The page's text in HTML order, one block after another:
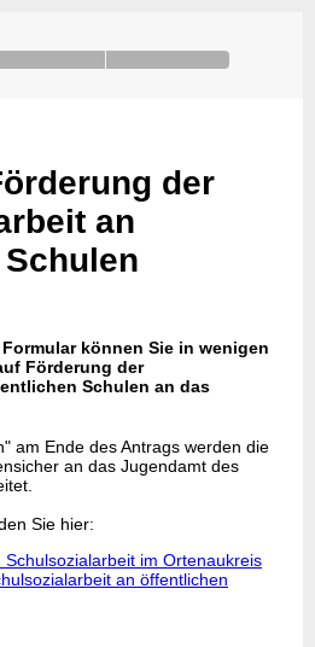
der
an
können Sie in wenigen
Förderung der
Schulen an das
am Ende des Antrags werden die
an das Jugendamt des
Sie hier:
Schulsozialarbeit im Ortenaukreis
an öffentlichen